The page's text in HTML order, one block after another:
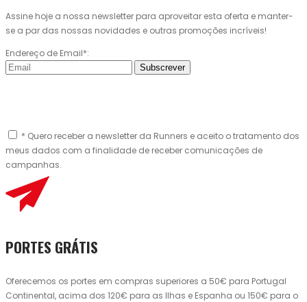
Assine hoje a nossa newsletter para aproveitar esta oferta e manter-
se a par das nossas novidades e outras promoções incríveis!
Endereço de Email*:
Subscrever
* Quero receber a newsletter da Runners e aceito o tratamento dos
meus dados com a finalidade de receber comunicações de
campanhas.
PORTES GRÁTIS
Oferecemos os portes em compras superiores a 50€ para Portugal
Continental, acima dos 120€ para as Ilhas e Espanha ou 150€ para o